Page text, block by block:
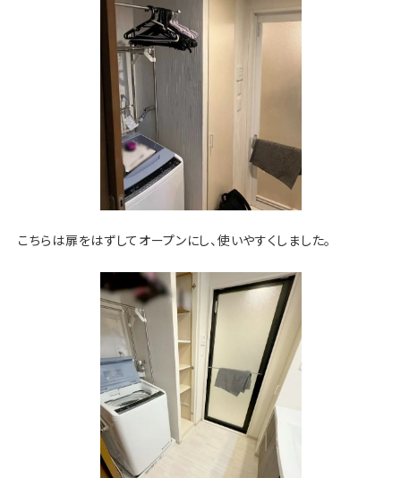
こちらは扉をはずしてオープンにし、使いやすくしました。